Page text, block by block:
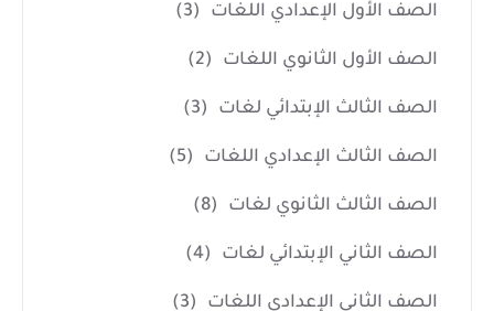
الصف الأول الإعدادي اللغات (3)
الصف الأول الثانوي اللغات (2)
الصف الثالث الإبتدائي لغات (3)
الصف الثالث الإعدادي اللغات (5)
الصف الثالث الثانوي لغات (8)
الصف الثاني الإبتدائي لغات (4)
الصف الثاني الإعدادي اللغات (3)